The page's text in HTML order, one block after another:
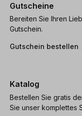
Gutscheine
Bereiten Sie Ihren
Gutschein.
Gutschein bestellen
Katalog
Bestellen Sie gratis
Sie unser komplettes